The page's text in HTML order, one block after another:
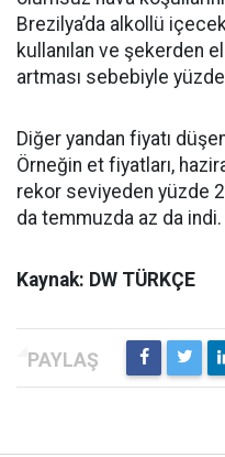
Brezilya’da alkollü
kullanılan ve şekerden
artması sebebiyle
Diğer yandan fiyatı
Örneğin et fiyatları,
rekor seviyeden yüzde
da temmuzda az da indi.
Kaynak: DW TÜRKÇE